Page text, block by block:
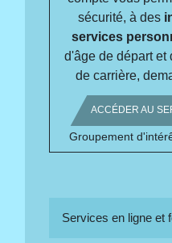
sécurité, à des
services
d'âge de départ et
de carrière,
ACCÉDER AU
Groupement
Services en ligne et